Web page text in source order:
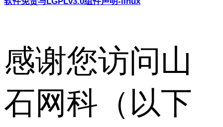
感谢您访问山
石网科（以下